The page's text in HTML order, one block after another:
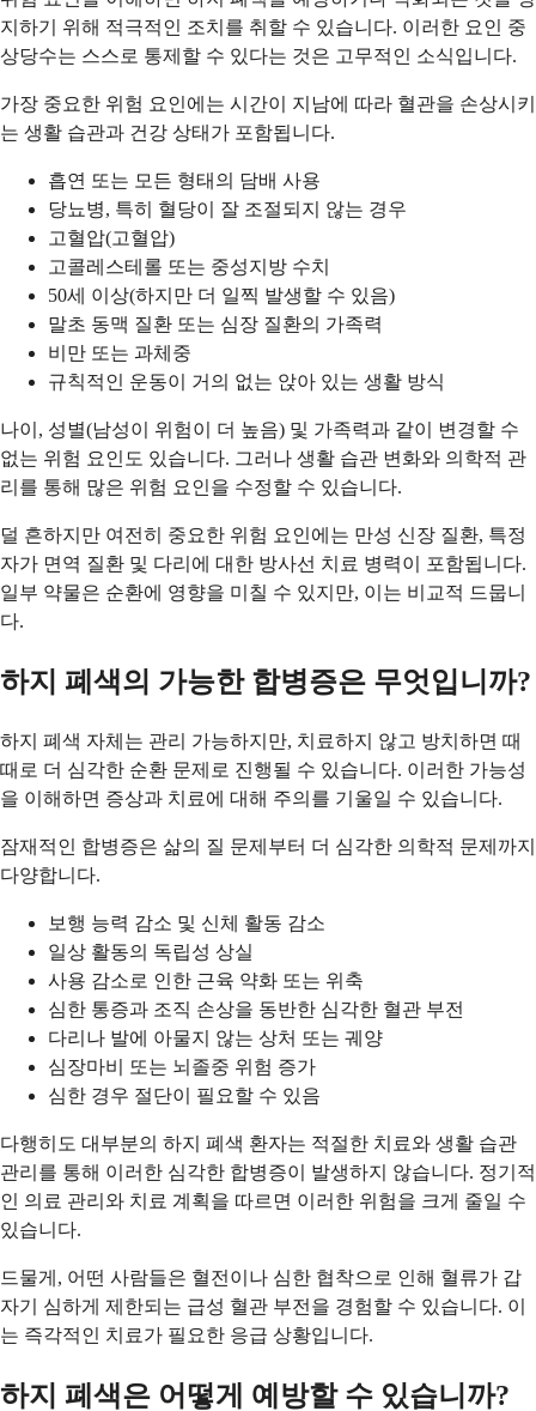
지하기 위해 적극적인 조치를 취할 수 있습니다. 이러한 요인 중
상당수는 스스로 통제할 수 있다는 것은 고무적인 소식입니다.
가장 중요한 위험 요인에는 시간이 지남에 따라 혈관을 손상시키
는 생활 습관과 건강 상태가 포함됩니다.
흡연 또는 모든 형태의 담배 사용
당뇨병, 특히 혈당이 잘 조절되지 않는 경우
고혈압(고혈압)
고콜레스테롤 또는 중성지방 수치
50세 이상(하지만 더 일찍 발생할 수 있음)
말초 동맥 질환 또는 심장 질환의 가족력
비만 또는 과체중
규칙적인 운동이 거의 없는 앉아 있는 생활 방식
나이, 성별(남성이 위험이 더 높음) 및 가족력과 같이 변경할 수
없는 위험 요인도 있습니다. 그러나 생활 습관 변화와 의학적 관
리를 통해 많은 위험 요인을 수정할 수 있습니다.
덜 흔하지만 여전히 중요한 위험 요인에는 만성 신장 질환, 특정
자가 면역 질환 및 다리에 대한 방사선 치료 병력이 포함됩니다.
일부 약물은 순환에 영향을 미칠 수 있지만, 이는 비교적 드뭅니
다.
하지 폐색의 가능한 합병증은 무엇입니까?
하지 폐색 자체는 관리 가능하지만, 치료하지 않고 방치하면 때
때로 더 심각한 순환 문제로 진행될 수 있습니다. 이러한 가능성
을 이해하면 증상과 치료에 대해 주의를 기울일 수 있습니다.
잠재적인 합병증은 삶의 질 문제부터 더 심각한 의학적 문제까지
다양합니다.
보행 능력 감소 및 신체 활동 감소
일상 활동의 독립성 상실
사용 감소로 인한 근육 약화 또는 위축
심한 통증과 조직 손상을 동반한 심각한 혈관 부전
다리나 발에 아물지 않는 상처 또는 궤양
심장마비 또는 뇌졸중 위험 증가
심한 경우 절단이 필요할 수 있음
다행히도 대부분의 하지 폐색 환자는 적절한 치료와 생활 습관
관리를 통해 이러한 심각한 합병증이 발생하지 않습니다. 정기적
인 의료 관리와 치료 계획을 따르면 이러한 위험을 크게 줄일 수
있습니다.
드물게, 어떤 사람들은 혈전이나 심한 협착으로 인해 혈류가 갑
자기 심하게 제한되는 급성 혈관 부전을 경험할 수 있습니다. 이
는 즉각적인 치료가 필요한 응급 상황입니다.
하지 폐색은 어떻게 예방할 수 있습니까?